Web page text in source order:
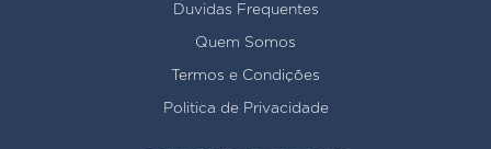
Duvidas Frequentes
Quem Somos
Termos e Condições
Politica de Privacidade